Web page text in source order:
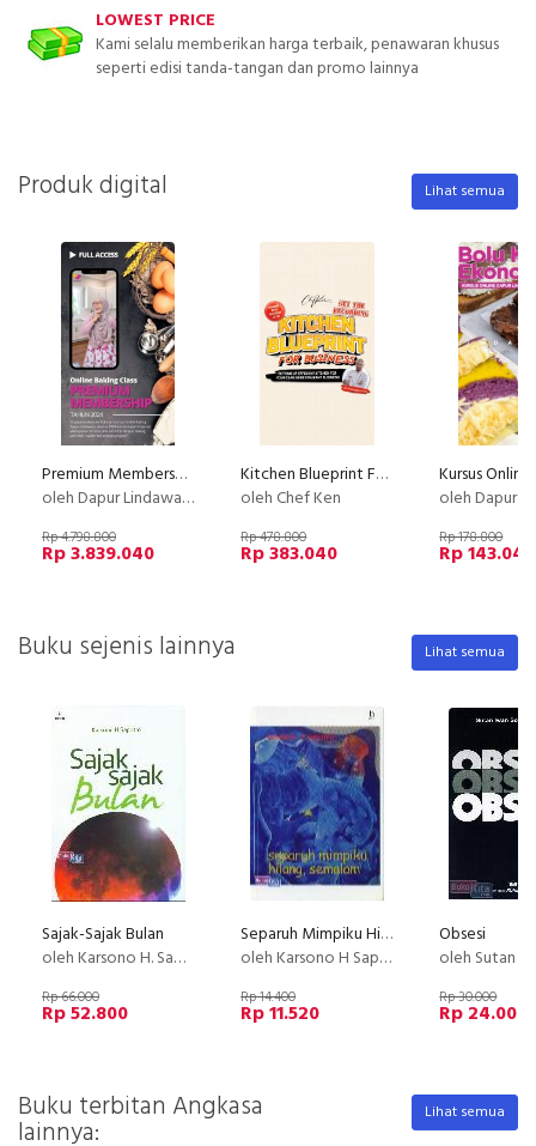
LOWEST PRICE
Kami selalu memberikan harga terbaik, penawaran khusus
seperti edisi tanda-tangan dan promo lainnya
Produk digital Lihat semua
Premium Membership Dapur Lindawaty PU
oleh Dapur Lindawaty
Rp 4.798.800
Rp 3.839.040
Kitchen Blueprint For Business : Setting Up Efficient Kitchen For Your Cafe or Restaurant Business
oleh Chef Ken
Rp 478.800
Rp 383.040
oleh Dapur
Rp 178.800
Rp 143.040
Buku sejenis lainnya Lihat semua
Sajak-Sajak Bulan
oleh Karsono H. Saputro
Rp 66.000
Rp 52.800
Separuh Mimpiku Hilang, Semalam
oleh Karsono H Saputra
Rp 14.400
Rp 11.520
Obsesi
oleh Sutan Iwan
Rp 30.000
Rp 24.000
Buku terbitan Angkasa
lainnya:
Lihat semua